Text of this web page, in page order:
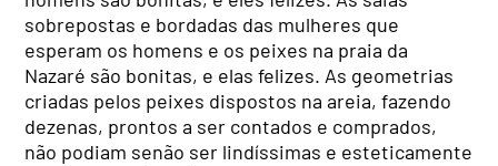
sobrepostas e bordadas das mulheres que
esperam os homens e os peixes na praia da
Nazaré são bonitas, e elas felizes. As geometrias
criadas pelos peixes dispostos na areia, fazendo
dezenas, prontos a ser contados e comprados,
não podiam senão ser lindíssimas e esteticamente